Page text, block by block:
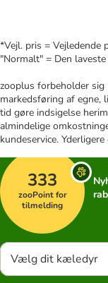
*Vejl. pris = Vejledende
"Normalt" = Den
zooplus forbeholder
markedsføring af egne,
tid gøre indsigelse
almindelige
kundeservice.
333
zooPoint for
tilmelding
Vælg dit kæledyr